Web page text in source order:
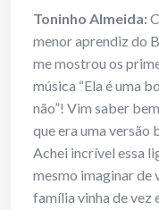
Toninho Almeida:
menor aprendiz do
me mostrou os
música “Ela é uma
não”! Vim saber
que era uma versão
Achei incrível essa
mesmo imaginar de
família vinha de vez